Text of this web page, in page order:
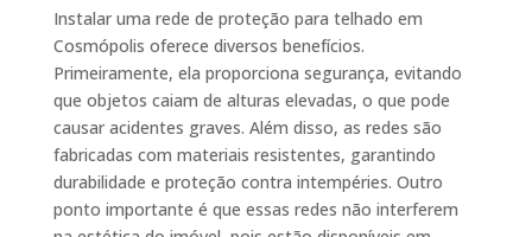
Instalar uma rede de proteção para telhado em
Cosmópolis oferece diversos benefícios.
Primeiramente, ela proporciona segurança, evitando
que objetos caiam de alturas elevadas, o que pode
causar acidentes graves. Além disso, as redes são
fabricadas com materiais resistentes, garantindo
durabilidade e proteção contra intempéries. Outro
ponto importante é que essas redes não interferem